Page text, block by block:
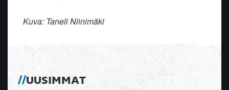
Kuva: Taneli Niinimäki
UUSIMMAT